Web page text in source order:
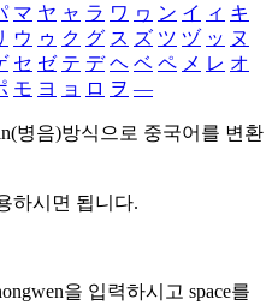
マ ヤ ャ ラ ワ ヮ ン イ ィ キ
ウ ゥ ク グ ス ズ ツ ヅ ッ ヌ
セ ゼ テ デ ヘ ベ ペ メ レ オ
モ ヨ ョ ロ ヲ ―
병음)방식으로 중국어를 변환
하시면 됩니다.
을 입력하시고 space를